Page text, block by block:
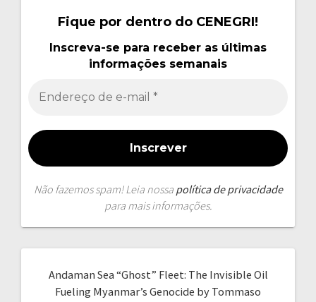
Fique por dentro do CENEGRI!
Inscreva-se para receber as últimas
informações semanais
Não fazemos spam! Leia nossa política de privacidade
para mais informações.
Andaman Sea “Ghost” Fleet: The Invisible Oil
Fueling Myanmar’s Genocide by Tommaso